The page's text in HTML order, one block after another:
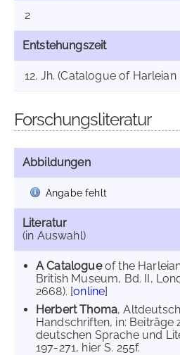
2
Entstehungszeit
12. Jh. (Catalogue of
Forschungsliteratur
Abbildungen
Angabe fehlt
Literatur
(in Auswahl)
A Catalogueof the
British Museum, Bd. II,
2668). [online]
Herbert Thoma,
Handschriften, in: Beiträge
deutschen Sprache und
197-271, hier S. 255f.